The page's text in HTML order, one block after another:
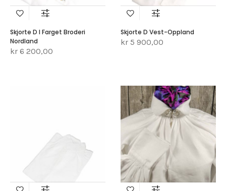
Skjorte D I Farget Broderi
Nordland
kr 6 200,00
Skjorte D Vest-Oppland
kr 5 900,00